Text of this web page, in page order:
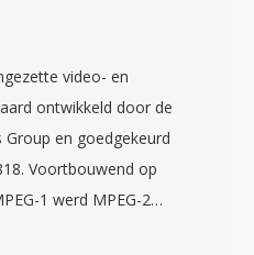
video- en
ontwikkeld door de
en goedgekeurd
Voortbouwend op
1 werd MPEG-2
en resoluties,